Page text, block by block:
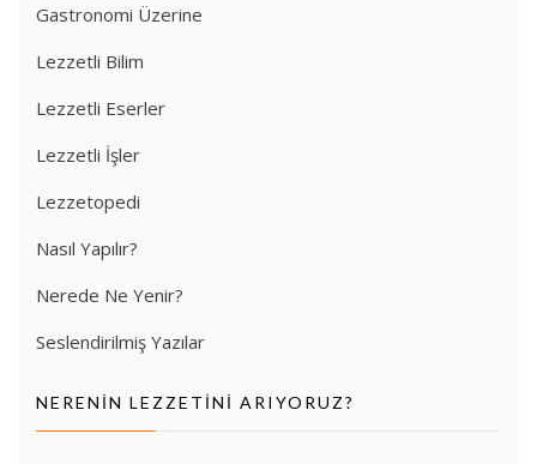
Gastronomi Üzerine
Lezzetli Bilim
Lezzetli Eserler
Lezzetli İşler
Lezzetopedi
Nasıl Yapılır?
Nerede Ne Yenir?
Seslendirilmiş Yazılar
NERENIN LEZZETINI ARIYORUZ?